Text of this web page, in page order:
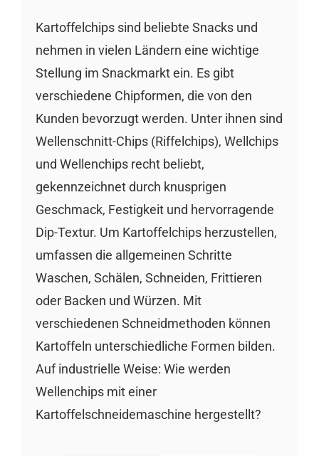
Kartoffelchips sind beliebte Snacks und
nehmen in vielen Ländern eine wichtige
Stellung im Snackmarkt ein. Es gibt
verschiedene Chipformen, die von den
Kunden bevorzugt werden. Unter ihnen sind
Wellenschnitt-Chips (Riffelchips), Wellchips
und Wellenchips recht beliebt,
gekennzeichnet durch knusprigen
Geschmack, Festigkeit und hervorragende
Dip-Textur. Um Kartoffelchips herzustellen,
umfassen die allgemeinen Schritte
Waschen, Schälen, Schneiden, Frittieren
oder Backen und Würzen. Mit
verschiedenen Schneidmethoden können
Kartoffeln unterschiedliche Formen bilden.
Auf industrielle Weise: Wie werden
Wellenchips mit einer
Kartoffelschneidemaschine hergestellt?